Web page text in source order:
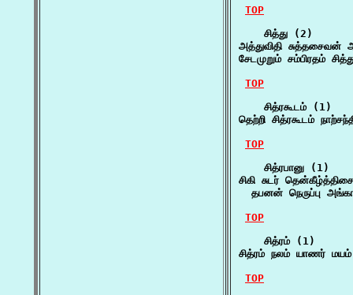
TOP
    சித்து (2)
அத்துவிதி
சேடமுறும் சம்பிரதம்
TOP
    சித்ரகூடம் (1)
தெற்றி சித்ரகூடம்
TOP
    சித்ரபானு (1)
சிகி சுடர்
தபனன் நெருப்பு
TOP
    சித்ரம் (1)
சித்ரம் நலம் யாணர்
TOP